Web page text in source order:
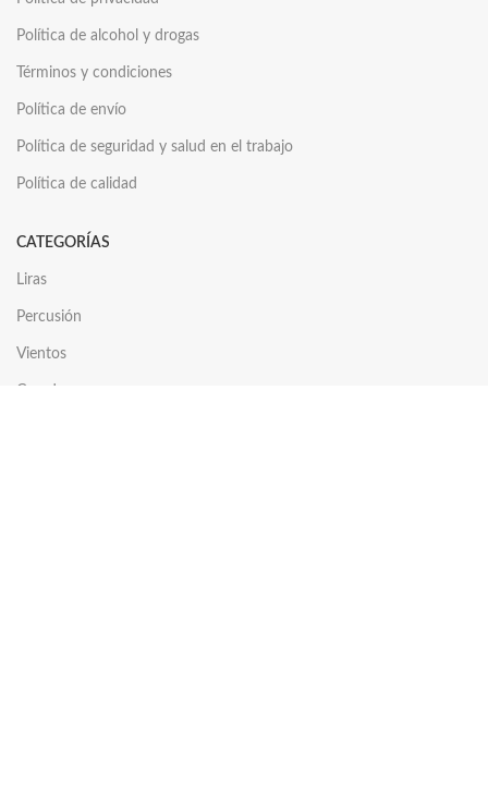
Política de alcohol y drogas
Términos y condiciones
Política de envío
Política de seguridad y salud en el trabajo
Política de calidad
CATEGORÍAS
Liras
Percusión
Vientos